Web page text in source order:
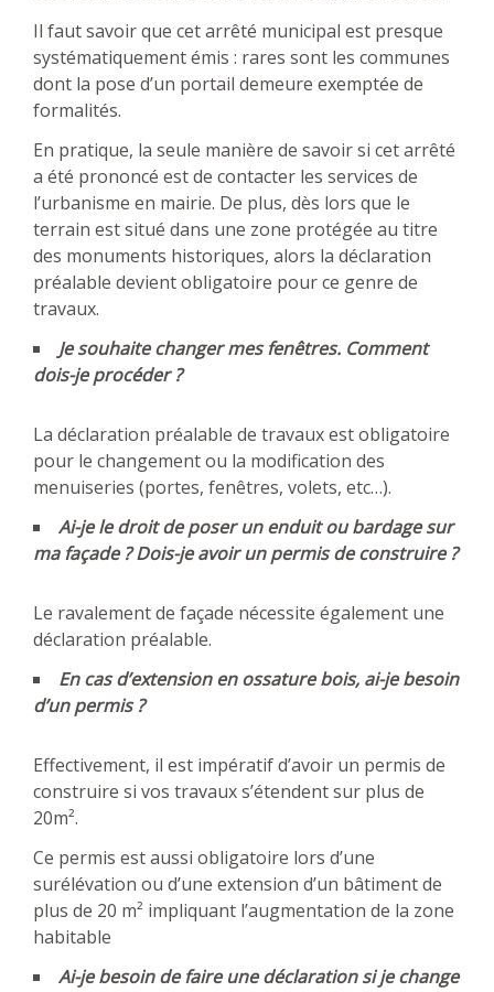
Il faut savoir que cet arrêté municipal est presque
systématiquement émis : rares sont les communes
dont la pose d’un portail demeure exemptée de
formalités.
En pratique, la seule manière de savoir si cet arrêté
a été prononcé est de contacter les services de
l’urbanisme en mairie. De plus, dès lors que le
terrain est situé dans une zone protégée au titre
des monuments historiques, alors la déclaration
préalable devient obligatoire pour ce genre de
travaux.
Je souhaite changer mes fenêtres. Comment
dois-je procéder ?
La déclaration préalable de travaux est obligatoire
pour le changement ou la modification des
menuiseries (portes, fenêtres, volets, etc…).
Ai-je le droit de poser un enduit ou bardage sur
ma façade ? Dois-je avoir un permis de construire ?
Le ravalement de façade nécessite également une
déclaration préalable.
En cas d’extension en ossature bois, ai-je besoin
d’un permis ?
Effectivement, il est impératif d’avoir un permis de
construire si vos travaux s’étendent sur plus de
20m².
Ce permis est aussi obligatoire lors d’une
surélévation ou d’une extension d’un bâtiment de
plus de 20 m² impliquant l’augmentation de la zone
habitable
Ai-je besoin de faire une déclaration si je change